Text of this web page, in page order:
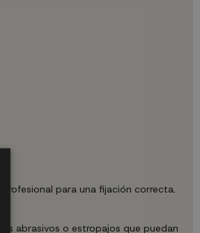
para una fijación correcta.
abrasivos o estropajos que puedan